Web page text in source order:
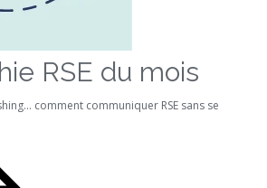
RSE du mois
comment communiquer RSE sans se